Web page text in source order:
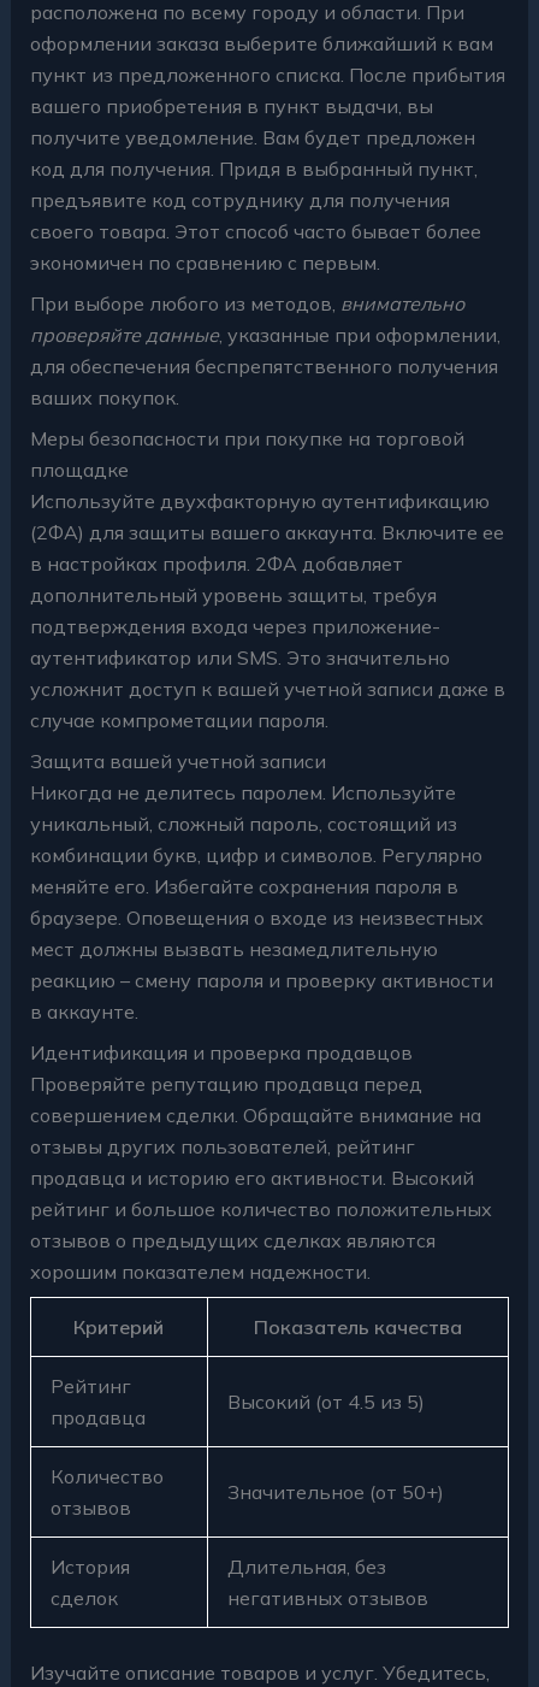
расположена по всему городу и области. При
оформлении заказа выберите ближайший к вам
пункт из предложенного списка. После прибытия
вашего приобретения в пункт выдачи, вы
получите уведомление. Вам будет предложен
код для получения. Придя в выбранный пункт,
предъявите код сотруднику для получения
своего товара. Этот способ часто бывает более
экономичен по сравнению с первым.
При выборе любого из методов, внимательно
проверяйте данные, указанные при оформлении,
для обеспечения беспрепятственного получения
ваших покупок.
Меры безопасности при покупке на торговой
площадке
Используйте двухфакторную аутентификацию
(2ФА) для защиты вашего аккаунта. Включите ее
в настройках профиля. 2ФА добавляет
дополнительный уровень защиты, требуя
подтверждения входа через приложение-
аутентификатор или SMS. Это значительно
усложнит доступ к вашей учетной записи даже в
случае компрометации пароля.
Защита вашей учетной записи
Никогда не делитесь паролем. Используйте
уникальный, сложный пароль, состоящий из
комбинации букв, цифр и символов. Регулярно
меняйте его. Избегайте сохранения пароля в
браузере. Оповещения о входе из неизвестных
мест должны вызвать незамедлительную
реакцию – смену пароля и проверку активности
в аккаунте.
Идентификация и проверка продавцов
Проверяйте репутацию продавца перед
совершением сделки. Обращайте внимание на
отзывы других пользователей, рейтинг
продавца и историю его активности. Высокий
рейтинг и большое количество положительных
отзывов о предыдущих сделках являются
хорошим показателем надежности.
Критерий Показатель качества
Рейтинг
продавца
Высокий (от 4.5 из 5)
Количество
отзывов
Значительное (от 50+)
История
сделок
Длительная, без
негативных отзывов
Изучайте описание товаров и услуг. Убедитесь,